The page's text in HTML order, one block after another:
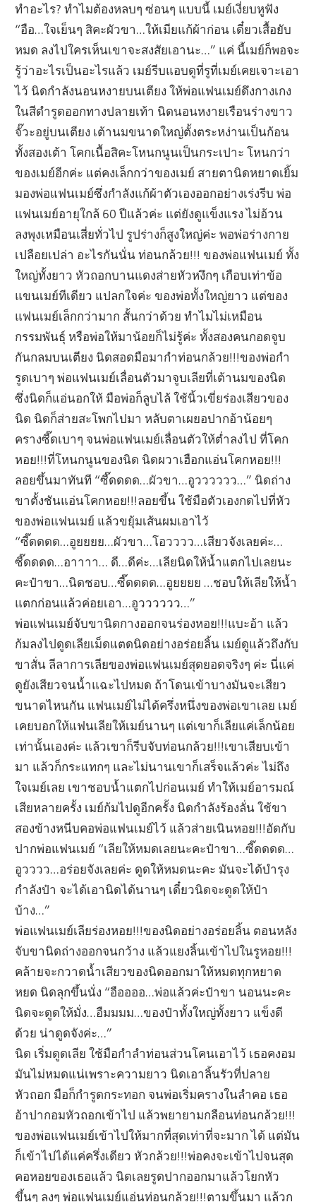
ทำอะไร? ทำไมต้องหลบๆ ซ่อนๆ แบบนี้ เมย์เงี่ยบหูฟัง
“อือ…ใจเย็นๆ สิคะผัวขา…ให้เมียแก้ผ้าก่อน เดี๋ยวเสื้อยับ
หมด ลงไปใครเห็นเขาจะสงสัยเอานะ…” แค่ นี้เมย์ก็พอจะ
รู้ว่าอะไรเป็นอะไรแล้ว เมย์รีบแอบดูที่รูที่เมย์เคยเจาะเอา
ไว้ นิดกำลังนอนหงายบนเตียง ให้พ่อแฟนเมย์ดึงกางเกง
ในสีดำรูดออกทางปลายเท้า นิดนอนหงายเรือนร่างขาว
จั๊วะอยู่บนเตียง เต้านมขนาดใหญ่ตั้งตระหง่านเป็นก้อน
ทั้งสองเต้า โคกเนื้อสิคะโหนกนูนเป็นกระเปาะ โหนกว่า
ของเมย์อีกค่ะ แต่คงเล็กกว่าของเมย์ สายตานิดหยาดเยิ้ม
มองพ่อแฟนเมย์ซึ่งกำลังแก้ผ้าตัวเองออกอย่างเร่งรีบ พ่อ
แฟนเมย์อายุใกล้ 60 ปีแล้วค่ะ แต่ยังดูแข็งแรง ไม่อ้วน
ลงพุงเหมือนเสี่ยทั่วไป รูปร่างก็สูงใหญ่ค่ะ พอพ่อร่างกาย
เปลือยเปล่า อะไรกันนั่น ท่อนกล้วย!!! ของพ่อแฟนเมย์ ทั้ง
ใหญ่ทั้งยาว หัวถอกบานแดงส่ายหัวหงึกๆ เกือบเท่าข้อ
แขนเมย์ทีเดียว แปลกใจค่ะ ของพ่อทั้งใหญ่ยาว แต่ของ
แฟนเมย์เล็กกว่ามาก สั้นกว่าด้วย ทำไมไม่เหมือน
กรรมพันธุ์ หรือพ่อให้มาน้อยก็ไม่รู้ค่ะ ทั้งสองคนกอดจูบ
กันกลมบนเตียง นิดสอดมือมากำท่อนกล้วย!!!ของพ่อกำ
รูดเบาๆ พ่อแฟนเมย์เลื่อนตัวมาจูบเลียที่เต้านมของนิด
ซึ่งนิดก็แอ่นอกให้ มือพ่อก็ลูบไล้ ใช้นิ้วเขี่ยร่องเสียวของ
นิด นิดก็ส่ายสะโพกไปมา หลับตาเผยอปากอ้าน้อยๆ
ครางซี๊ดเบาๆ จนพ่อแฟนเมย์เลื่อนตัวให้ต่ำลงไป ที่โคก
หอย!!!ที่โหนกนูนของนิด นิดผวาเฮือกแอ่นโคกหอย!!!
ลอยขึ้นมาทันที “ซี๊ดดดด…ผัวขา…อูวววววว…” นิดถ่าง
ขาตั้งชันแอ่นโคกหอย!!!ลอยขึ้น ใช้มือตัวเองกดไปที่หัว
ของพ่อแฟนเมย์ แล้วขยุ้มเส้นผมเอาไว้
“ซี๊ดดดด…อูยยยย…ผัวขา…โอวววว…เสียวจังเลยค่ะ…
ซี๊ดดดด…อาาาา… ดี…ดีค่ะ…เลียนิดให้น้ำแตกไปเลยนะ
คะป๋าขา…นิดชอบ…ซี๊ดดดด…อูยยยย …ชอบให้เลียให้น้ำ
แตกก่อนแล้วค่อยเอา…อูวววววว…”
พ่อแฟนเมย์จับขานิดกางออกจนร่องหอย!!!แบะอ้า แล้ว
ก้มลงไปดูดเลียเม็ดแตดนิดอย่างอร่อยลิ้น เมย์ดูแล้วถึงกับ
ขาสั่น ลีลาการเลียของพ่อแฟนเมย์สุดยอดจริงๆ ค่ะ นี่แค่
ดูยังเสียวจนน้ำแฉะไปหมด ถ้าโดนเข้าบางมันจะเสียว
ขนาดไหนกัน แฟนเมย์ไม่ได้ครึ่งหนึ่งของพ่อเขาเลย เมย์
เคยบอกให้แฟนเลียให้เมย์นานๆ แต่เขาก็เลียแค่เล็กน้อย
เท่านั้นเองค่ะ แล้วเขาก็รีบจับท่อนกล้วย!!!เขาเสียบเข้า
มา แล้วก็กระแทกๆ และไม่นานเขาก็เสร็จแล้วค่ะ ไม่ถึง
ใจเมย์เลย เขาชอบน้ำแตกไปก่อนเมย์ ทำให้เมย์อารมณ์
เสียหลายครั้ง เมย์ก้มไปดูอีกครั้ง นิดกำลังร้องลั่น ใช้ขา
สองข้างหนีบคอพ่อแฟนเมย์ไว้ แล้วส่ายเนินหอย!!!อัดกับ
ปากพ่อแฟนเมย์ “เลียให้หมดเลยนะคะป๋าขา…ซี๊ดดดด…
อูวววว…อร่อยจังเลยค่ะ ดูดให้หมดนะคะ มันจะได้บำรุง
กำลังป๋า จะได้เอานิดได้นานๆ เดี๋ยวนิดจะดูดให้ป๋า
บ้าง…”
พ่อแฟนเมย์เลียร่องหอย!!!ของนิดอย่างอร่อยลิ้น ตอนหลัง
จับขานิดถ่างออกจนกว้าง แล้วแยงลิ้นเข้าไปในรูหอย!!!
คล้ายจะกวาดน้ำเสียวของนิดออกมาให้หมดทุกหยาด
หยด นิดลุกขึ้นนั่ง “อืออออ…พ่อแล้วค่ะป๋าขา นอนนะคะ
นิดจะดูดให้มั่ง…อืมมมม…ของป๋าทั้งใหญ่ทั้งยาว แข็งดี
ด้วย น่าดูดจังค่ะ…”
นิด เริ่มดูดเลีย ใช้มือกำลำท่อนส่วนโคนเอาไว้ เธอคงอม
มันไม่หมดแน่เพราะความยาว นิดเอาลิ้นรัวที่ปลาย
หัวถอก มือก็กำรูดกระทอก จนพ่อเริ่มครางในลำคอ เธอ
อ้าปากอมหัวถอกเข้าไป แล้วพยายามกลือนท่อนกล้วย!!!
ของพ่อแฟนเมย์เข้าไปให้มากที่สุดเท่าที่จะมาก ได้ แต่มัน
ก็เข้าไปได้แค่ครึ่งเดียว หัวกล้วย!!!พ่อคงจะเข้าไปจนสุด
คอหอยของเธอแล้ว นิดเลยรูดปากออกมาแล้วโยกหัว
ขึ้นๆ ลงๆ พ่อแฟนเมย์แอ่นท่อนกล้วย!!!ตามขึ้นมา แล้วก